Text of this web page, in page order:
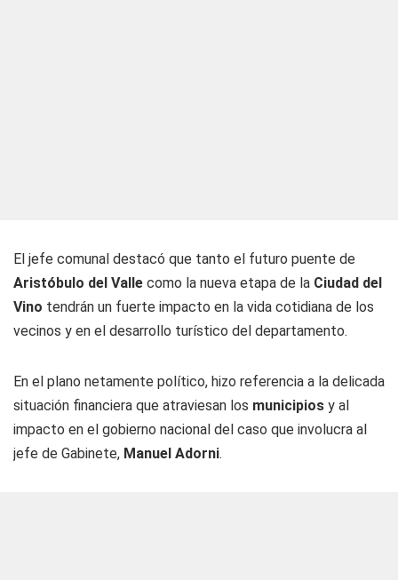
El jefe comunal destacó que tanto el futuro puente de
Aristóbulo del Valle como la nueva etapa de la Ciudad del
Vino tendrán un fuerte impacto en la vida cotidiana de los
vecinos y en el desarrollo turístico del departamento.
En el plano netamente político, hizo referencia a la delicada
situación financiera que atraviesan los municipios y al
impacto en el gobierno nacional del caso que involucra al
jefe de Gabinete, Manuel Adorni.